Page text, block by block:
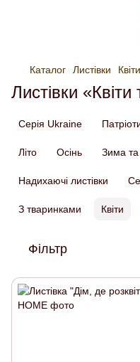
Каталог Листівки Квіти
Листівки «Квіти
Серія Ukraine
Літо Осінь Зима та
Надихаючі листівки
З тваринками Квіти
Фільтр